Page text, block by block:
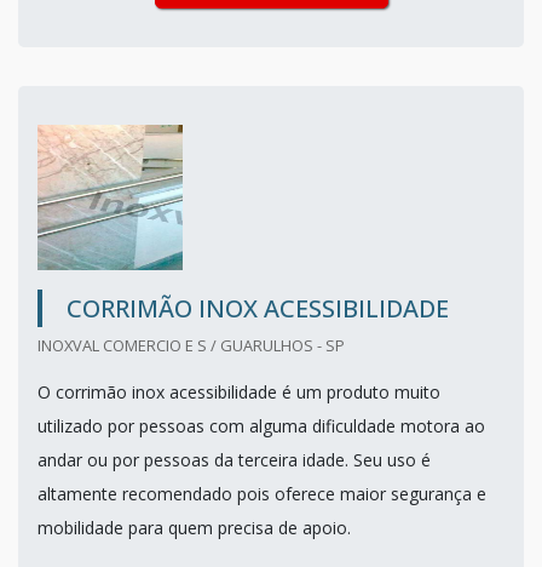
CORRIMÃO INOX ACESSIBILIDADE
INOXVAL COMERCIO E S / GUARULHOS - SP
O corrimão inox acessibilidade é um produto muito
utilizado por pessoas com alguma dificuldade motora ao
andar ou por pessoas da terceira idade. Seu uso é
altamente recomendado pois oferece maior segurança e
mobilidade para quem precisa de apoio.